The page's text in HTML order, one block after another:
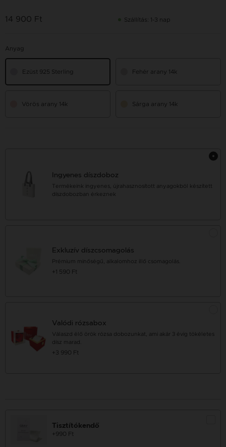
14 900 Ft Szállítás: 1-3 nap
Anyag
Ezüst 925 Sterling Fehér arany 14k
Vörös arany 14k Sárga arany 14k
Ingyenes díszdoboz
Termékeink ingyenes, újrahasznosított anyagokból készített
díszdobozban érkeznek
Exkluzív díszcsomagolás
Prémium minőségű, alkalomhoz illő csomagolás.
+1 590 Ft
Valódi rózsabox
Válaszd élő örök rózsa dobozunkat, ami akár 3 évig tökéletes
dísz marad.
+3 990 Ft
Tisztítókendő
+990 Ft